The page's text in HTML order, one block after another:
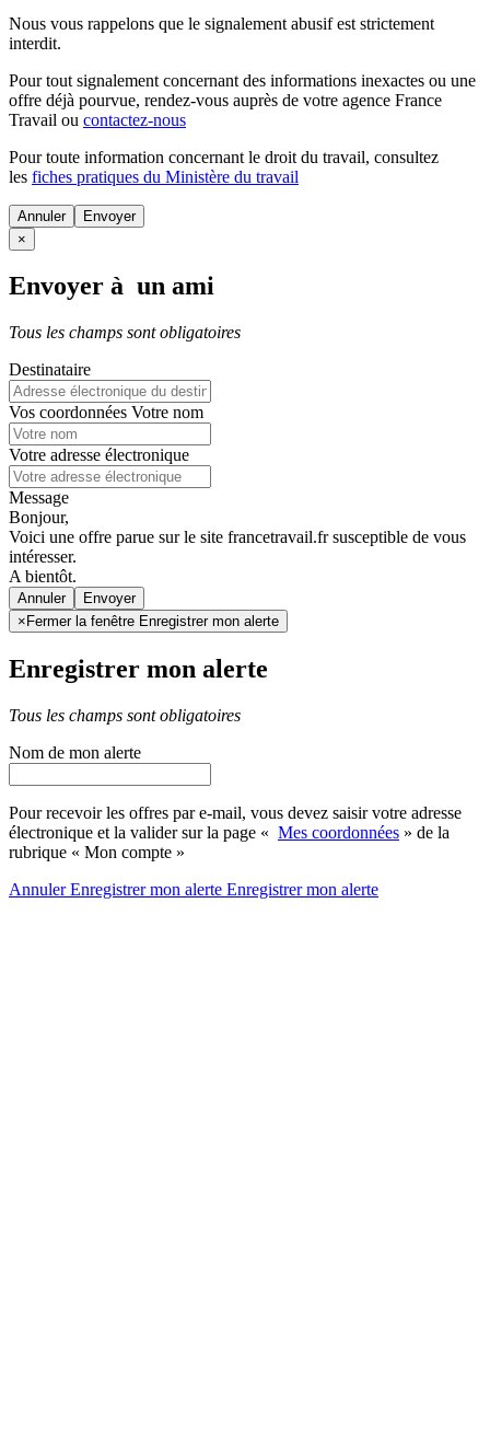
Nous vous rappelons que le signalement abusif est strictement
interdit.
Pour tout signalement concernant des informations inexactes ou une
offre déjà pourvue, rendez-vous auprès de votre agence France
Travail ou contactez-nous
Pour toute information concernant le droit du travail, consultez
les fiches pratiques du Ministère du travail
Annuler
×
Envoyer à un ami
Tous les champs sont obligatoires
Destinataire
Vos coordonnées Votre nom
Votre adresse électronique
Message
Bonjour,
Voici une offre parue sur le site francetravail.fr susceptible de vous
intéresser.
A bientôt.
Annuler
× Fermer la fenêtre Enregistrer mon alerte
Enregistrer mon alerte
Tous les champs sont obligatoires
Nom de mon alerte
Pour recevoir les offres par e-mail, vous devez saisir votre adresse
électronique et la valider sur la page « Mes coordonnées » de la
rubrique « Mon compte »
AnnulerEnregistrer mon alerte Enregistrermon alerte